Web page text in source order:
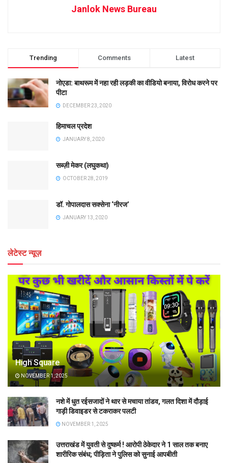
Janlok News Bureau
Trending Comments Latest
नोएडा: बाथरूम में नहा रही लड़की का वीडियो बनाया, विरोध करने पर
पीटा
DECEMBER 23, 2020
हिमाचल प्रदेश
JANUARY 8, 2020
सब्ज़ी मेकर (लघुकथा)
OCTOBER 28, 2019
डॉ. गोपालदास सक्सेना ‘नीरज’
JANUARY 13, 2020
लेटेस्ट न्यूज़
High Square
NOVEMBER 1, 2025
नशे में धुत रईसजादों ने थार से मचाया तांडव, गलत दिशा में दौड़ाई
गाड़ी डिवाइडर से टकराकर पलटी
NOVEMBER 1, 2025
उत्तराखंड में युवती से दुष्कर्म ! आरोपी ठेकेदार ने 1 साल तक बनाए
शारीरिक संबंध; पीड़िता ने पुलिस को सुनाई आपबीती